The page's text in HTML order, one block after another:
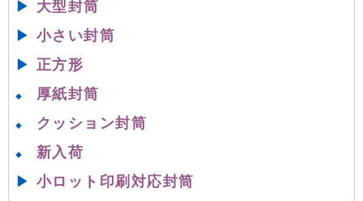
▶ 大型封筒
▶ 小さい封筒
▶ 正方形
◆ 厚紙封筒
◆ クッション封筒
◆
新入荷
▶ 小ロット印刷対応封筒